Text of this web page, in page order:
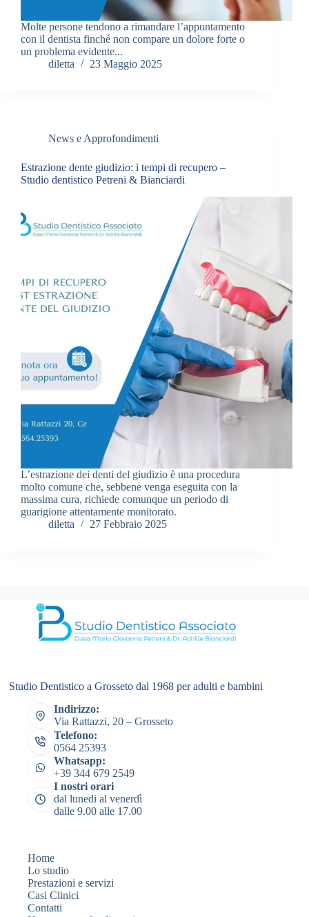
Molte persone tendono a rimandare l’appuntamento
con il dentista finché non compare un dolore forte o
un problema evidente...
diletta
23 Maggio 2025
News e Approfondimenti
Estrazione dente giudizio: i tempi di recupero –
Studio dentistico Petreni & Bianciardi
L’estrazione dei denti del giudizio è una procedura
molto comune che, sebbene venga eseguita con la
massima cura, richiede comunque un periodo di
guarigione attentamente monitorato.
diletta
27 Febbraio 2025
Studio Dentistico a Grosseto dal 1968 per adulti e bambini
Indirizzo:
Via Rattazzi, 20 – Grosseto
Telefono:
0564 25393
Whatsapp:
+39 344 679 2549
I nostri orari
dal lunedi al venerdì
dalle 9.00 alle 17.00
Home
Lo studio
Prestazioni e servizi
Casi Clinici
Contatti